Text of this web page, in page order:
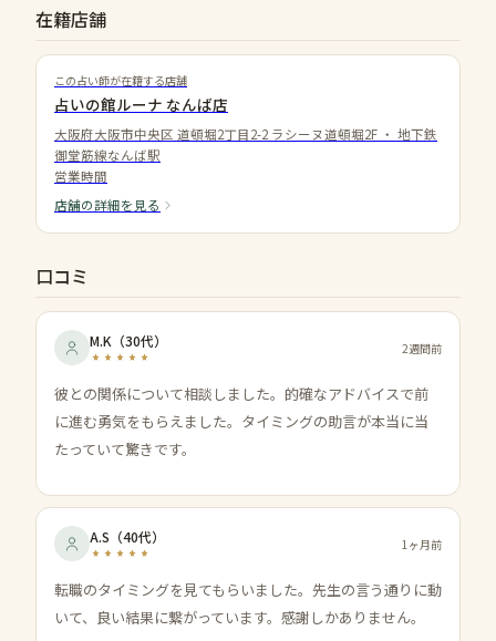
在籍店舗
この占い師が在籍する店舗
占いの館ルーナ なんば店
大阪府大阪市中央区 道頓堀2丁目2-2 ラシーヌ道頓堀2F ・ 地下鉄
御堂筋線なんば駅
営業時間
店舗の詳細を見る
口コミ
M.K （30代） 2週間前
彼との関係について相談しました。的確なアドバイスで前
に進む勇気をもらえました。タイミングの助言が本当に当
たっていて驚きです。
A.S （40代） 1ヶ月前
転職のタイミングを見てもらいました。先生の言う通りに動
いて、良い結果に繋がっています。感謝しかありません。